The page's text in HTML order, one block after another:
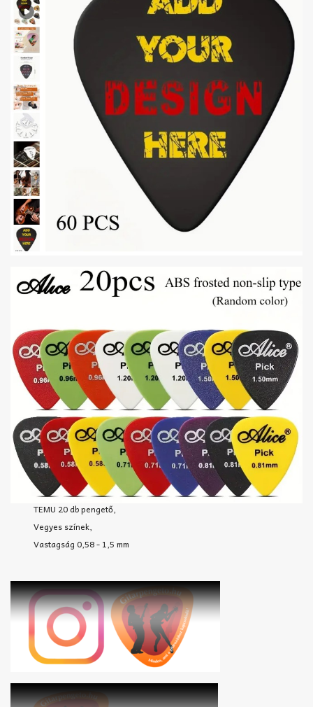
TEMU 20 db pengető,
Vegyes színek,
Vastagság 0,58 - 1,5 mm